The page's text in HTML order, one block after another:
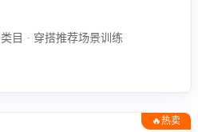
目 · 穿搭推荐场景训练
🔥热卖